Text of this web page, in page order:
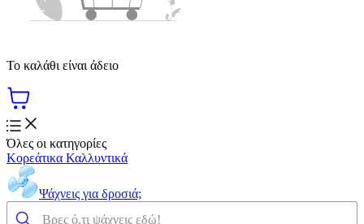
Το καλάθι είναι άδειο
Όλες οι κατηγορίες
Κορεάτικα Καλλυντικά
Ψάχνεις για δροσιά;